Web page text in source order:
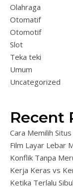
Olahraga
Otomatif
Otomotif
Slot
Teka teki
Umum
Uncategorized
Recent
Cara Memilih
Film Layar Lebar
Konflik Tanpa
Kerja Keras vs
Ketika Terlalu